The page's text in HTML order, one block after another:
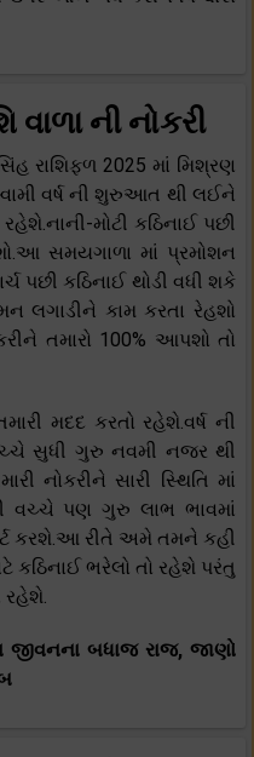
વાળા ની નોકરી
રાશિફળ 2025 માં મિશ્રણ
વર્ષ ની શુરુઆત થી લઈને
મોટી કઠિનાઈ પછી
સમયગાળા માં પ્રમોશન
પછી કઠિનાઈ થોડી વધી શકે
લગાડીને કામ કરતા રેહશો
તમારો 100% આપશો તો
મદદ કરતો રહેશે.વર્ષ ની
સુધી ગુરુ નવમી નજર થી
નોકરીને સારી સ્થિતિ માં
વચ્ચે પણ ગુરુ લાભ ભાવમાં
કરશે.આ રીતે અમે તમને કહી
કઠિનાઈ ભરેલો તો રહેશે પરંતુ
રહેશે.
જીવનના બધાજ રાજ, જાણો